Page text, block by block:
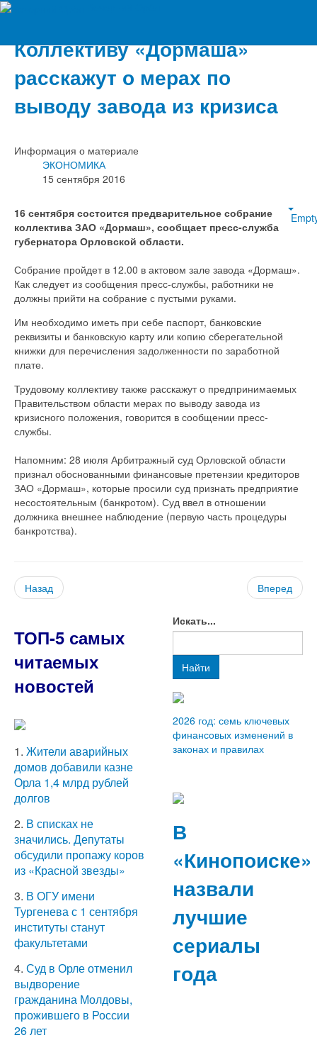
Коллективу «Дормаша»
расскажут о мерах по
выводу завода из кризиса
Информация о материале
ЭКОНОМИКА
15 сентября 2016
16 сентября состоится предварительное собрание
коллектива ЗАО «Дормаш», сообщает пресс-служба
губернатора Орловской области.
Собрание пройдет в 12.00 в актовом зале завода «Дормаш».
Как следует из сообщения пресс-службы, работники не
должны прийти на собрание с пустыми руками.
Им необходимо иметь при себе паспорт, банковские
реквизиты и банковскую карту или копию сберегательной
книжки для перечисления задолженности по заработной
плате.
Трудовому коллективу также расскажут о предпринимаемых
Правительством области мерах по выводу завода из
кризисного положения, говорится в сообщении пресс-
службы.
Напомним: 28 июля Арбитражный суд Орловской области
признал обоснованными финансовые претензии кредиторов
ЗАО «Дормаш», которые просили суд признать предприятие
несостоятельным (банкротом). Суд ввел в отношении
должника внешнее наблюдение (первую часть процедуры
банкротства).
Назад Вперед
ТОП-5 самых
читаемых
новостей
1. Жители аварийных
домов добавили казне
Орла 1,4 млрд рублей
долгов
2. В списках не
значились. Депутаты
обсудили пропажу коров
из «Красной звезды»
3. В ОГУ имени
Тургенева с 1 сентября
институты станут
факультетами
4. Суд в Орле отменил
выдворение
гражданина Молдовы,
прожившего в России
26 лет
Искать...
Найти
2026 год: семь ключевых
финансовых изменений в
законах и правилах
В
«Кинопоиске»
назвали
лучшие
сериалы
года